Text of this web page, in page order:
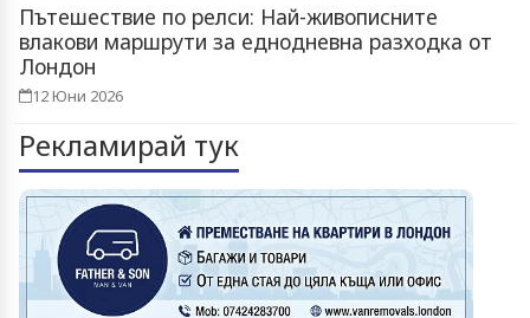
Пътешествие по релси: Най-живописните
влакови маршрути за еднодневна разходка от
Лондон
12 Юни 2026
Рекламирай тук